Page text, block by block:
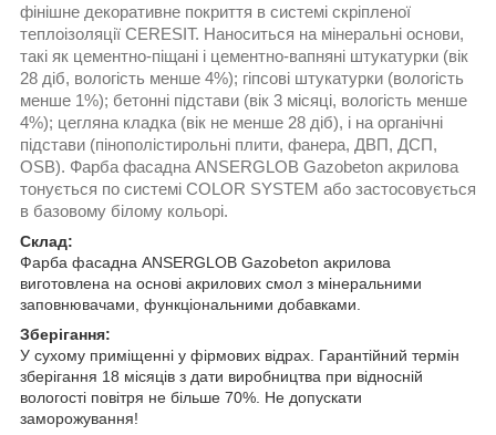
фінішне декоративне покриття в системі скріпленої
теплоізоляції CERESIT. Наноситься на мінеральні основи,
такі як цементно-піщані і цементно-вапняні штукатурки (вік
28 діб, вологість менше 4%); гіпсові штукатурки (вологість
менше 1%); бетонні підстави (вік 3 місяці, вологість менше
4%); цегляна кладка (вік не менше 28 діб), і на органічні
підстави (пінополістирольні плити, фанера, ДВП, ДСП,
OSB). Фарба фасадна ANSERGLOB Gazobeton акрилова
тонується по системі COLOR SYSTEM або застосовується
в базовому білому кольорі.
Склад:
Фарба фасадна ANSERGLOB Gazobeton акрилова
виготовлена на основі акрилових смол з мінеральними
заповнювачами, функціональними добавками.
Зберігання:
У сухому приміщенні у фірмових відрах. Гарантійний термін
зберігання 18 місяців з дати виробництва при відносній
вологості повітря не більше 70%. Не допускати
заморожування!